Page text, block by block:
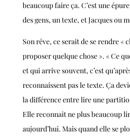
beaucoup faire ça. C’est une
des gens, un texte, et Jacques ou
Son rêve, ce serait de se rendre «
proposer quelque chose ». « Ce
et qui arrive souvent, c’est
reconnaissent pas le texte. Ça
la différence entre lire une
Elle reconnait ne plus beaucoup
aujourd’hui. Mais quand elle se